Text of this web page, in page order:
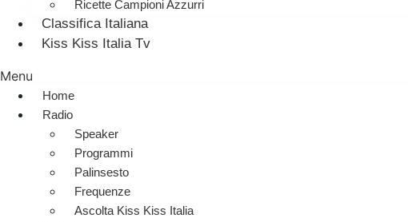
Ricette Campioni Azzurri
Classifica Italiana
Kiss Kiss Italia Tv
Menu
Home
Radio
Speaker
Programmi
Palinsesto
Frequenze
Ascolta Kiss Kiss Italia